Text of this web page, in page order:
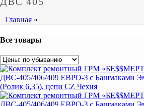
Главная »
Все товары